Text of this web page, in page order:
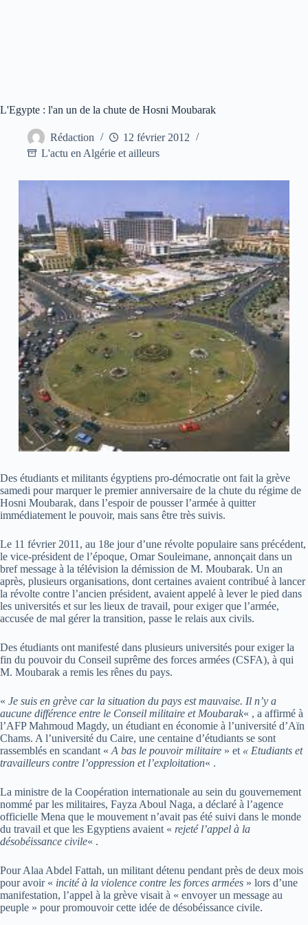
L'Egypte : l'an un de la chute de Hosni Moubarak
Rédaction
12 février 2012
L'actu en Algérie et ailleurs
Des étudiants et militants égyptiens pro-démocratie ont fait la grève
samedi pour marquer le premier anniversaire de la chute du régime de
Hosni Moubarak, dans l’espoir de pousser l’armée à quitter
immédiatement le pouvoir, mais sans être très suivis.
Le 11 février 2011, au 18e jour d’une révolte populaire sans précédent,
le vice-président de l’époque, Omar Souleimane, annonçait dans un
bref message à la télévision la démission de M. Moubarak. Un an
après, plusieurs organisations, dont certaines avaient contribué à lancer
la révolte contre l’ancien président, avaient appelé à lever le pied dans
les universités et sur les lieux de travail, pour exiger que l’armée,
accusée de mal gérer la transition, passe le relais aux civils.
Des étudiants ont manifesté dans plusieurs universités pour exiger la
fin du pouvoir du Conseil suprême des forces armées (CSFA), à qui
M. Moubarak a remis les rênes du pays.
« Je suis en grève car la situation du pays est mauvaise. Il n’y a
aucune différence entre le Conseil militaire et Moubarak« , a affirmé à
l’AFP Mahmoud Magdy, un étudiant en économie à l’université d’Aïn
Chams. A l’université du Caire, une centaine d’étudiants se sont
rassemblés en scandant « A bas le pouvoir militaire » et « Etudiants et
travailleurs contre l’oppression et l’exploitation« .
La ministre de la Coopération internationale au sein du gouvernement
nommé par les militaires, Fayza Aboul Naga, a déclaré à l’agence
officielle Mena que le mouvement n’avait pas été suivi dans le monde
du travail et que les Egyptiens avaient « rejeté l’appel à la
désobéissance civile« .
Pour Alaa Abdel Fattah, un militant détenu pendant près de deux mois
pour avoir « incité à la violence contre les forces armées » lors d’une
manifestation, l’appel à la grève visait à « envoyer un message au
peuple » pour promouvoir cette idée de désobéissance civile.